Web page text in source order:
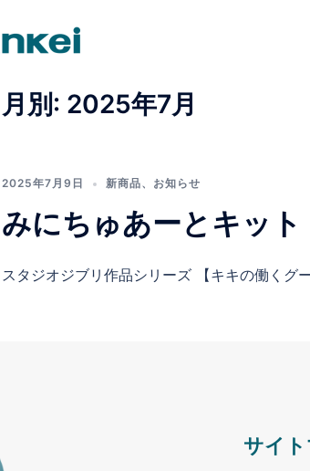
月別: 2025年7月
2025年7月9日 新商品、 お知らせ
みにちゅあーとキッ
スタジオジブリ作品シリーズ 【キキの働くグ
サイ